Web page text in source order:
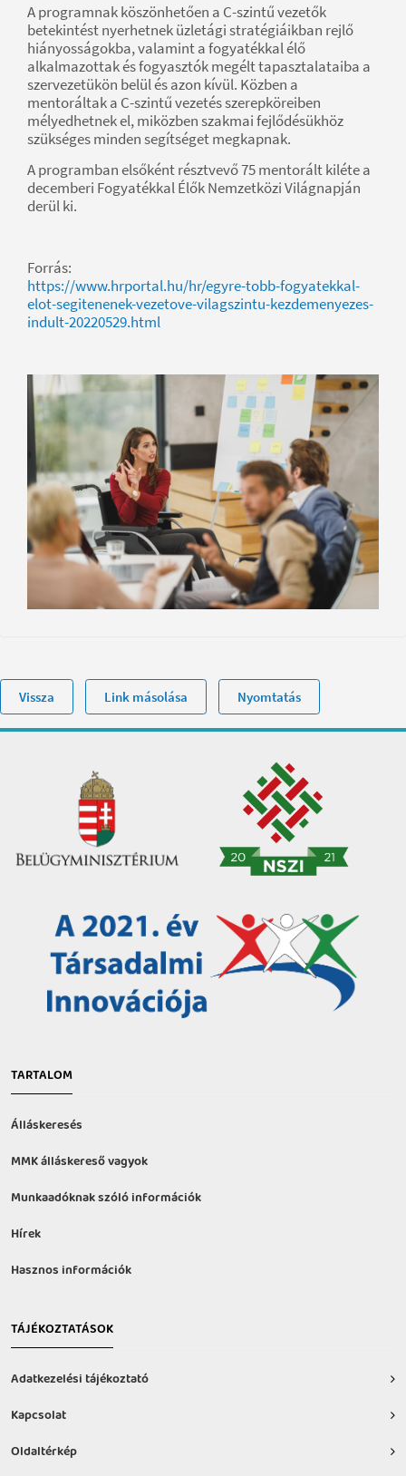
A programnak köszönhetően a C-szintű vezetők
betekintést nyerhetnek üzletági stratégiáikban rejlő
hiányosságokba, valamint a fogyatékkal élő
alkalmazottak és fogyasztók megélt tapasztalataiba a
szervezetükön belül és azon kívül. Közben a
mentoráltak a C-szintű vezetés szerepköreiben
mélyedhetnek el, miközben szakmai fejlődésükhöz
szükséges minden segítséget megkapnak.
A programban elsőként résztvevő 75 mentorált kiléte a
decemberi Fogyatékkal Élők Nemzetközi Világnapján
derül ki.
Forrás:
https://www.hrportal.hu/hr/egyre-tobb-fogyatekkal-
elot-segitenenek-vezetove-vilagszintu-kezdemenyezes-
indult-20220529.html
Vissza Link másolása Nyomtatás
TARTALOM
Álláskeresés
MMK álláskereső vagyok
Munkaadóknak szóló információk
Hírek
Hasznos információk
TÁJÉKOZTATÁSOK
Adatkezelési tájékoztató
Kapcsolat
Oldaltérkép